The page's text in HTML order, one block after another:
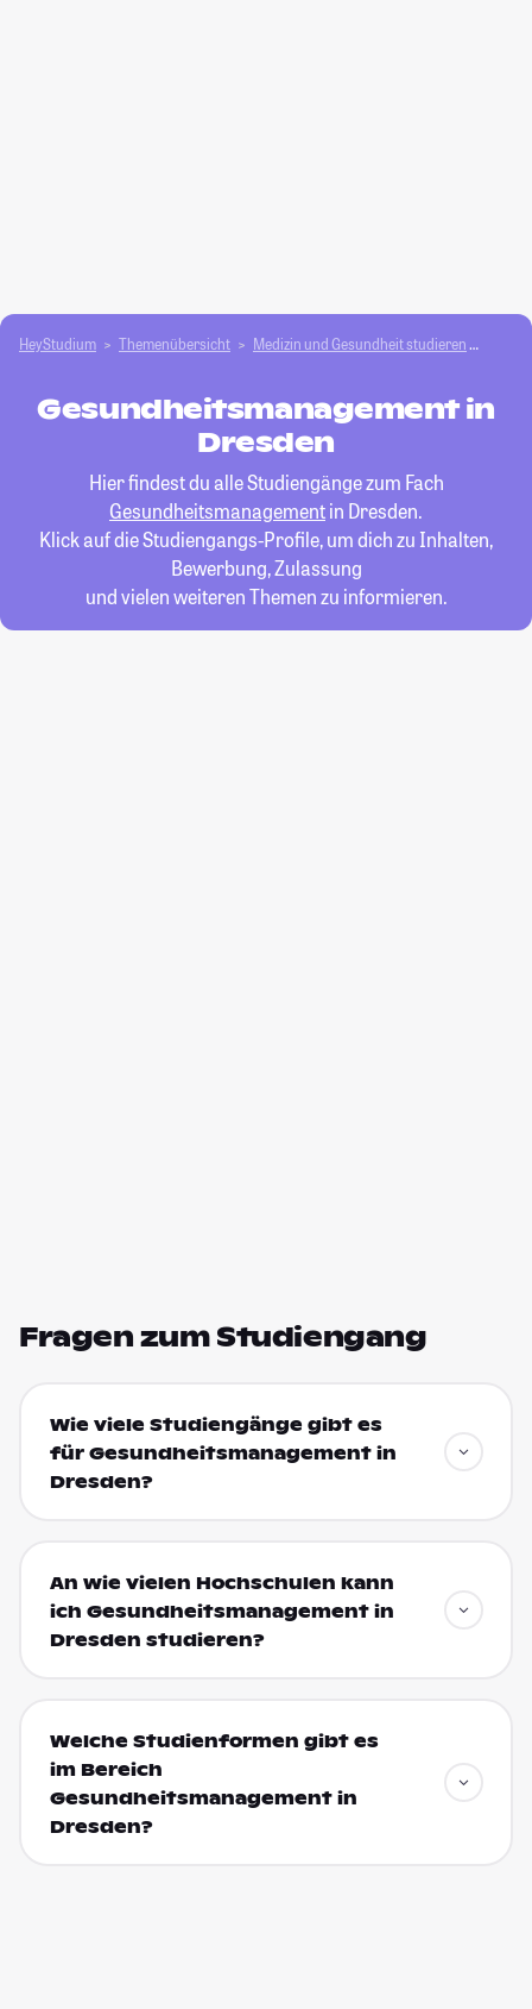
HeyStudium Themenübersicht Medizin und Gesundheit studieren
Gesundheitsmanagement in
Dresden
Hier findest du alle Studiengänge zum Fach
Gesundheitsmanagementin Dresden.
Klick auf die Studiengangs-Profile, um dich zu Inhalten,
Bewerbung, Zulassung
und vielen weiteren Themen zu informieren.
Fragen zum Studiengang
Wie viele Studiengänge gibt es
für Gesundheitsmanagement in
Dresden?
An wie vielen Hochschulen kann
ich Gesundheitsmanagement in
Dresden studieren?
Welche Studienformen gibt es
im Bereich
Gesundheitsmanagement in
Dresden?